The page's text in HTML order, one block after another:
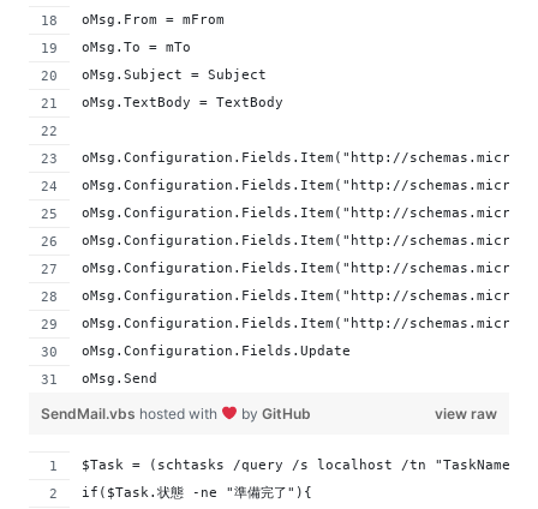
oMsg.From = mFrom
oMsg.To = mTo
oMsg.Subject = Subject
oMsg.TextBody = TextBody
oMsg.Configuration.Fields.Item("http://
oMsg.Configuration.Fields.Item("http://
oMsg.Configuration.Fields.Item("http://
oMsg.Configuration.Fields.Item("http://
oMsg.Configuration.Fields.Item("http://
oMsg.Configuration.Fields.Item("http://
oMsg.Configuration.Fields.Item("http://
oMsg.Configuration.Fields.Update
oMsg.Send
view raw
SendMail.vbs hosted with by GitHub
$Task = (schtasks /query /s localhost /tn "TaskName"
if($Task.状態 -ne "準備完了"){